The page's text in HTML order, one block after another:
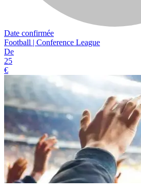
Date confirmée
Football | Conference League
De
25
€